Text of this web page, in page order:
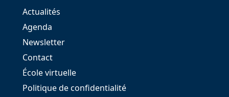
Actualités
Agenda
Newsletter
Contact
École virtuelle
Politique de confidentialité